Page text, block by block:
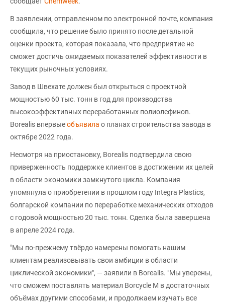
В заявлении, отправленном по электронной почте, компания
сообщила, что решение было принято после детальной
оценки проекта, которая показала, что предприятие не
сможет достичь ожидаемых показателей эффективности в
текущих рыночных условиях.
Завод в Швехате должен был открыться с проектной
мощностью 60 тыс. тонн в год для производства
высокоэффективных переработанных полиолефинов.
Borealis впервыеобъявила о планах строительства завода в
октябре 2022 года.
Несмотря на приостановку, Borealis подтвердила свою
приверженность поддержке клиентов в достижении их целей
в области экономики замкнутого цикла. Компания
упомянула о приобретении в прошлом году Integra Plastics,
болгарской компании по переработке механических отходов
с годовой мощностью 20 тыс. тонн. Сделка была завершена
в апреле 2024 года.
"Мы по-прежнему твёрдо намерены помогать нашим
клиентам реализовывать свои амбиции в области
циклической экономики", — заявили в Borealis. "Мы уверены,
что сможем поставлять материал Borcycle M в достаточных
объёмах другими способами, и продолжаем изучать все